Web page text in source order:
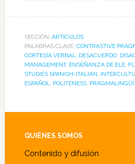
SECCIÓN: ARTÍCULOS
PALABRAS CLAVE: CONTRASTIVE
CORTESÍA VERBAL, DESACUERDO,
MANAGEMENT, ENSEÑANZA DE ELE,
STUDIES SPANISH-ITALIAN,
ESPAÑOL, POLITENESS,
Footer
QUIÉNES SOMOS
Contenido y difusión